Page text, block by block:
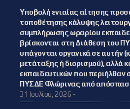
Υποβολή ενιαίας αίτησης
τοποθέτησης κάλυψης
συμπλήρωσης ωραρίου
βρίσκονται στη Διάθεση του
υπάγονται οργανικά σε αυτήν
μετάταξης ή διορισμού), αλλά
εκπαιδευτικών που περιήλθαν
ΠΥΣΔΕ Φλώρινας από
31 Ιουλίου, 2026 -